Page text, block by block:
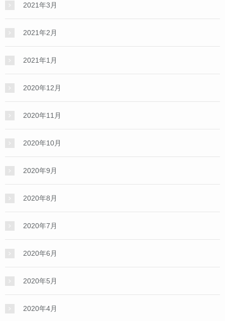
2021年3月
2021年2月
2021年1月
2020年12月
2020年11月
2020年10月
2020年9月
2020年8月
2020年7月
2020年6月
2020年5月
2020年4月